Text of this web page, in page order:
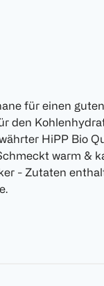
für einen
den
HiPP Bio
warm &
- Zutaten